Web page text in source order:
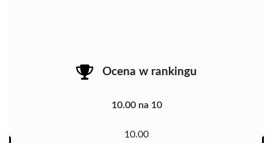
Ocena w rankingu
10.00 na 10
10.00